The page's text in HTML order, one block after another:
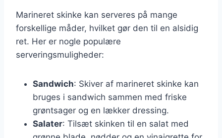
Marineret skinke kan serveres på mange
forskellige måder, hvilket gør den til en alsidig
ret. Her er nogle populære
serveringsmuligheder:
Sandwich: Skiver af marineret skinke kan
bruges i sandwich sammen med friske
grøntsager og en lækker dressing.
Salater: Tilsæt skinken til en salat med